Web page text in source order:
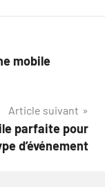
mobile
Article suivant
parfaite pour
d’événement